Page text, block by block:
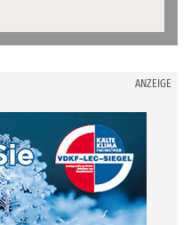
ANZEIGE